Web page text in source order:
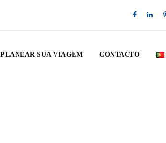
PLANEAR SUA VIAGEM CONTACTO